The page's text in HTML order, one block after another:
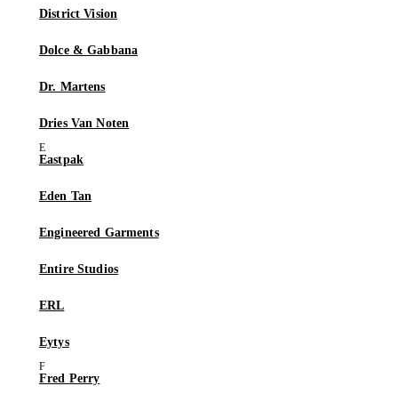
District Vision
Dolce & Gabbana
Dr. Martens
Dries Van Noten
Eastpak
Eden Tan
Engineered Garments
Entire Studios
ERL
Eytys
Fred Perry